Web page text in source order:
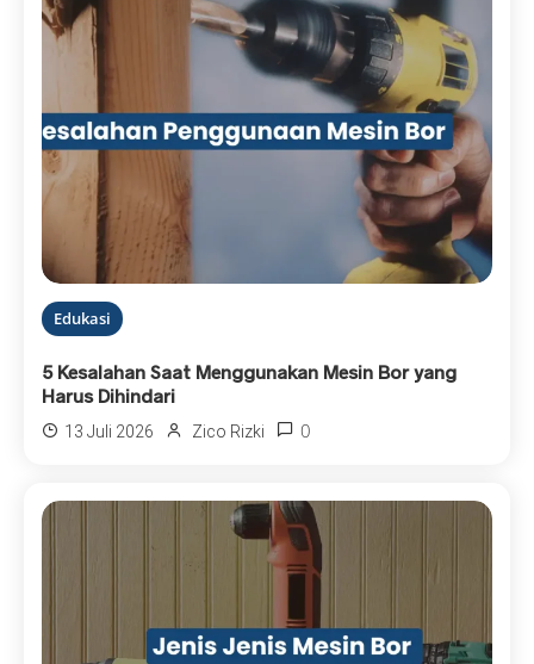
Edukasi
5 Kesalahan Saat Menggunakan Mesin Bor yang
Harus Dihindari
13 Juli 2026 Zico Rizki 0